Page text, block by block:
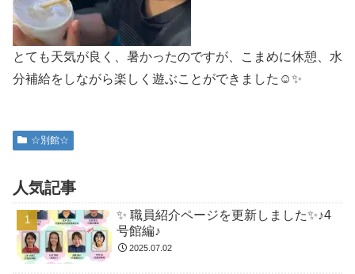
とても天気が良く、暑かったのですが、こまめに休憩、水
分補給をしながら楽しく遊ぶことができました☺️✨
☆別館☆
人気記事
✨ 職員紹介ページを更新しました✨♪4
号館編♪
2025.07.02